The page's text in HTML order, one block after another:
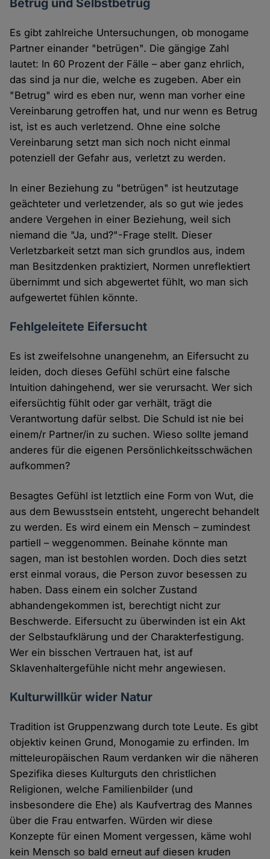
Betrug und Selbstbetrug
Es gibt zahlreiche Untersuchungen, ob monogame
Partner einander "betrügen". Die gängige Zahl
lautet: In 60 Prozent der Fälle – aber ganz ehrlich,
das sind ja nur die, welche es zugeben. Aber ein
"Betrug" wird es eben nur, wenn man vorher eine
Vereinbarung getroffen hat, und nur wenn es Betrug
ist, ist es auch verletzend. Ohne eine solche
Vereinbarung setzt man sich noch nicht einmal
potenziell der Gefahr aus, verletzt zu werden.
In einer Beziehung zu "betrügen" ist heutzutage
geächteter und verletzender, als so gut wie jedes
andere Vergehen in einer Beziehung, weil sich
niemand die "Ja, und?"-Frage stellt. Dieser
Verletzbarkeit setzt man sich grundlos aus, indem
man Besitzdenken praktiziert, Normen unreflektiert
übernimmt und sich abgewertet fühlt, wo man sich
aufgewertet fühlen könnte.
Fehlgeleitete Eifersucht
Es ist zweifelsohne unangenehm, an Eifersucht zu
leiden, doch dieses Gefühl schürt eine falsche
Intuition dahingehend, wer sie verursacht. Wer sich
eifersüchtig fühlt oder gar verhält, trägt die
Verantwortung dafür selbst. Die Schuld ist nie bei
einem/r Partner/in zu suchen. Wieso sollte jemand
anderes für die eigenen Persönlichkeitsschwächen
aufkommen?
Besagtes Gefühl ist letztlich eine Form von Wut, die
aus dem Bewusstsein entsteht, ungerecht behandelt
zu werden. Es wird einem ein Mensch – zumindest
partiell – weggenommen. Beinahe könnte man
sagen, man ist bestohlen worden. Doch dies setzt
erst einmal voraus, die Person zuvor besessen zu
haben. Dass einem ein solcher Zustand
abhandengekommen ist, berechtigt nicht zur
Beschwerde. Eifersucht zu überwinden ist ein Akt
der Selbstaufklärung und der Charakterfestigung.
Wer ein bisschen Vertrauen hat, ist auf
Sklavenhaltergefühle nicht mehr angewiesen.
Kulturwillkür wider Natur
Tradition ist Gruppenzwang durch tote Leute. Es gibt
objektiv keinen Grund, Monogamie zu erfinden. Im
mitteleuropäischen Raum verdanken wir die näheren
Spezifika dieses Kulturguts den christlichen
Religionen, welche Familienbilder (und
insbesondere die Ehe) als Kaufvertrag des Mannes
über die Frau entwarfen. Würden wir diese
Konzepte für einen Moment vergessen, käme wohl
kein Mensch so bald erneut auf diesen kruden